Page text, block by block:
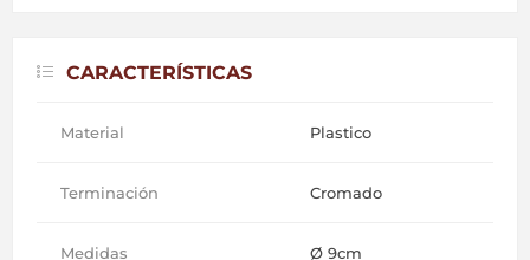
CARACTERÍSTICAS
Material Plastico
Terminación Cromado
Medidas Ø 9cm